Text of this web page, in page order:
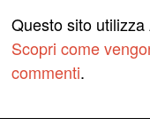
Questo sito
Scopri come
commenti.